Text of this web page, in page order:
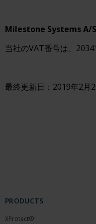
Milestone Systems A/S
当社のVAT番号は、
最終更新日：2019年2月
PRODUCTS
XProtect®